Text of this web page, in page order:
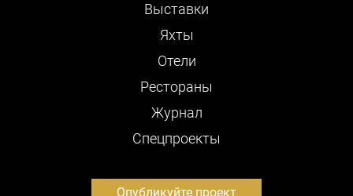
Выставки
Яхты
Отели
Рестораны
Журнал
Cпецпроекты
Опубликуйте проект